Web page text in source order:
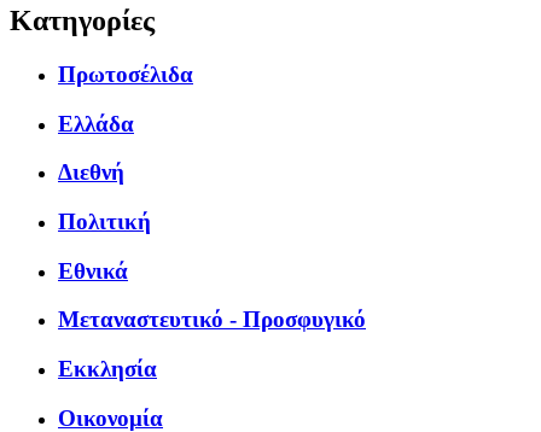
Κατηγορίες
Πρωτοσέλιδα
Ελλάδα
Διεθνή
Πολιτική
Εθνικά
Μεταναστευτικό - Προσφυγικό
Εκκλησία
Οικονομία